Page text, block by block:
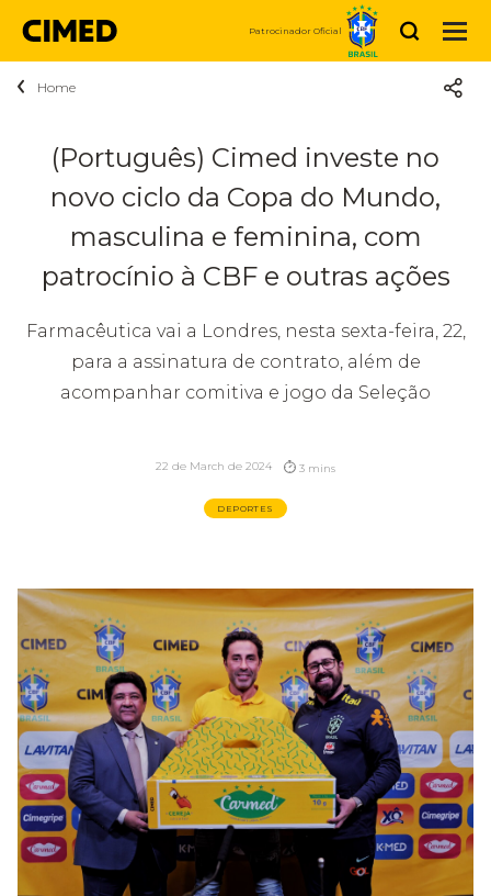
Acerca de Cimed
Sustentabilidad
Propósito
Relaciones con inversionistas
Vitaminas y Nutrición
Dermocosmética
Noticias
Carreras
Vacantes disponibles
Compre Agora
Patrocinador Oficial
Home
(Português) Cimed investe no
novo ciclo da Copa do Mundo,
masculina e feminina, com
patrocínio à CBF e outras ações
Farmacêutica vai a Londres, nesta sexta-feira, 22,
para a assinatura de contrato, além de
acompanhar comitiva e jogo da Seleção
22 de March de 2024 3 mins
DEPORTES